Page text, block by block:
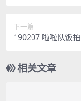
下一篇
190207 啦啦队饭
相关文章